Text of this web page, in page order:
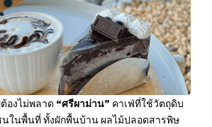
องไม่พลาด “ศรีผาม่าน” คาเฟ่ที่ใช้วัตถุดิบ
ในพื้นที่ ทั้งผักพื้นบ้าน ผลไม้ปลอดสารพิษ